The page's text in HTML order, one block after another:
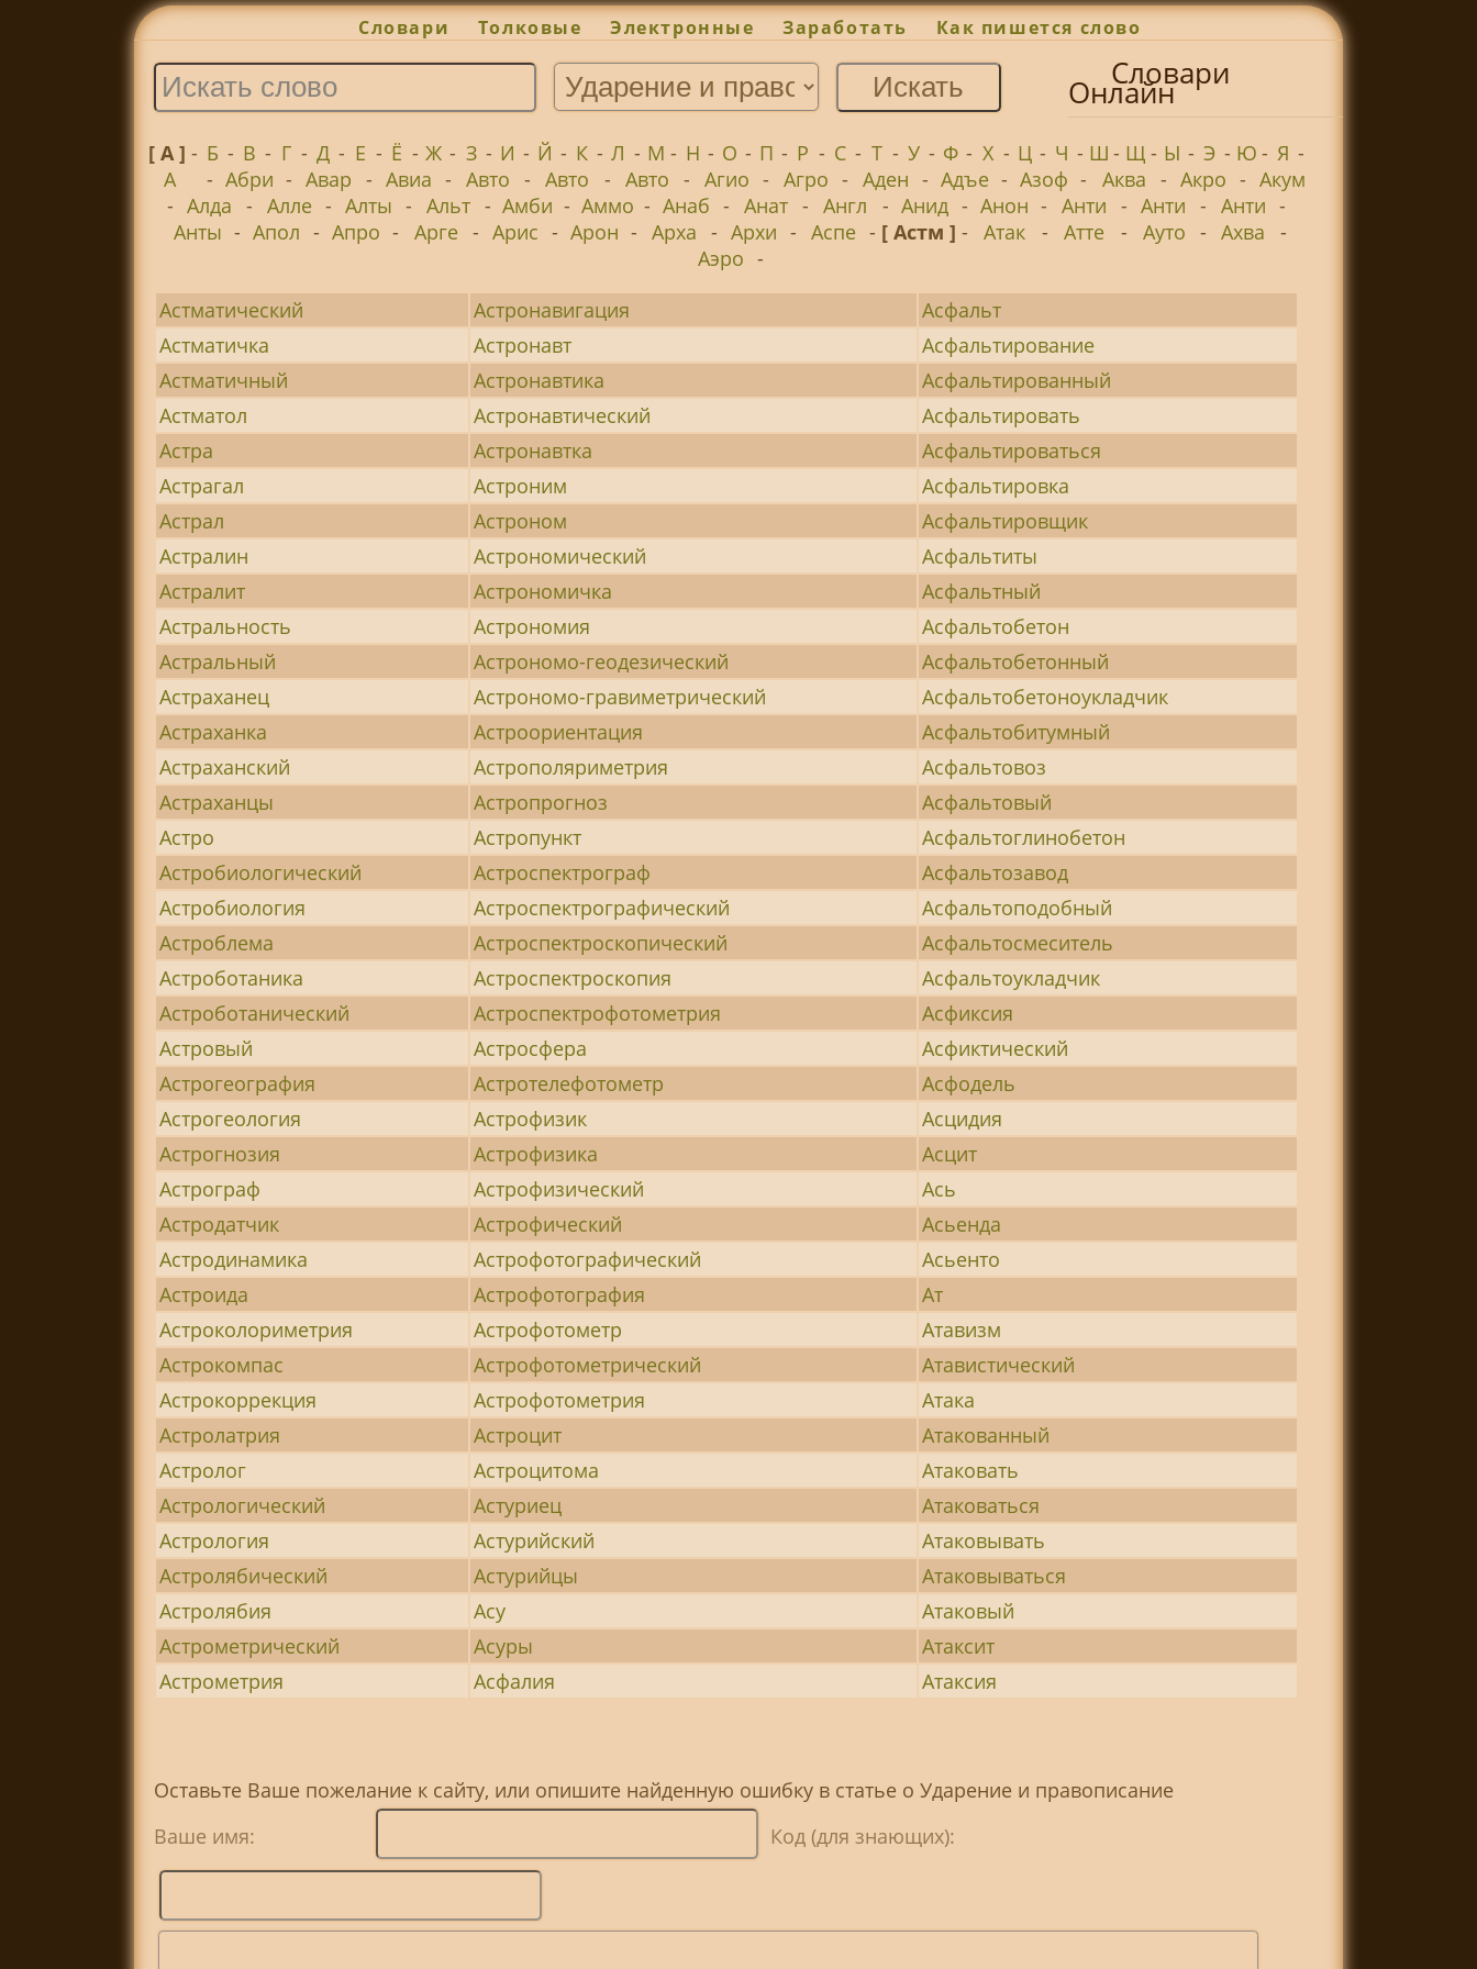
Словари Толковые Электронные Заработать Как пишется слово
Словари
Онлайн
[ А ] - Б - В - Г - Д - Е - Ё - Ж - З - И - Й - К - Л - М - Н - О - П - Р - С - Т - У - Ф - Х - Ц - Ч - Ш - Щ - Ы - Э - Ю- Я -
А
- Абри - Авар - Авиа - Авто - Авто - Авто - Агио - Агро - Аден - Адъе - Азоф - Аква - Акро - Акум
- Алда - Алле - Алты - Альт - Амби - Аммо - Анаб - Анат - Англ - Анид - Анон - Анти - Анти - Анти -
Анты - Апол - Апро - Арге - Арис - Арон - Арха - Архи - Аспе - [ Астм ]- Атак - Атте - Ауто - Ахва
-
Аэро -
Астматический
Астронавигация
Асфальт
Астматичка
Астронавт
Асфальтирование
Астматичный
Астронавтика
Асфальтированный
Астматол
Астронавтический
Асфальтировать
Астра
Астронавтка
Асфальтироваться
Астрагал
Астроним
Асфальтировка
Астрал
Астроном
Асфальтировщик
Астралин
Астрономический
Асфальтиты
Астралит
Астрономичка
Асфальтный
Астральность
Астрономия
Асфальтобетон
Астральный
Астрономо-геодезический
Асфальтобетонный
Астраханец
Астрономо-гравиметрический
Асфальтобетоноукладчик
Астраханка
Астроориентация
Асфальтобитумный
Астраханский
Астрополяриметрия
Асфальтовоз
Астраханцы
Астропрогноз
Асфальтовый
Астро
Астропункт
Асфальтоглинобетон
Астробиологический
Астроспектрограф
Асфальтозавод
Астробиология
Астроспектрографический
Асфальтоподобный
Астроблема
Астроспектроскопический
Асфальтосмеситель
Астроботаника
Астроспектроскопия
Асфальтоукладчик
Астроботанический
Астроспектрофотометрия
Асфиксия
Астровый
Астросфера
Асфиктический
Астрогеография
Астротелефотометр
Асфодель
Астрогеология
Астрофизик
Асцидия
Астрогнозия
Астрофизика
Асцит
Астрограф
Астрофизический
Ась
Астродатчик
Астрофический
Асьенда
Астродинамика
Астрофотографический
Асьенто
Астроида
Астрофотография
Ат
Астроколориметрия
Астрофотометр
Атавизм
Астрокомпас
Астрофотометрический
Атавистический
Астрокоррекция
Астрофотометрия
Атака
Астролатрия
Астроцит
Атакованный
Астролог
Астроцитома
Атаковать
Астрологический
Астуриец
Атаковаться
Астрология
Астурийский
Атаковывать
Астролябический
Астурийцы
Атаковываться
Астролябия
Асу
Атаковый
Астрометрический
Асуры
Атаксит
Астрометрия
Асфалия Атаксия
Оставьте Ваше пожелание к сайту, или опишите найденную ошибку в статье о Ударение и правописание
Ваше имя:
Код (для знающих):